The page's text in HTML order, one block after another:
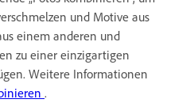
und Motive aus
einem anderen und
zu einer einzigartigen
Weitere Informationen
.